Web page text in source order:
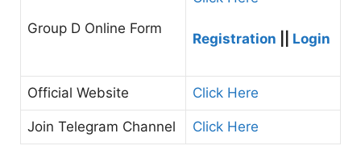
Group D Online Form
Registration Login
Official Website Click Here
Join Telegram Channel Click Here